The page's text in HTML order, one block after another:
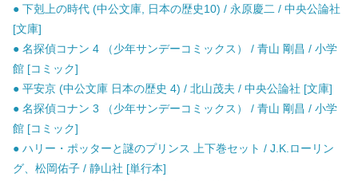
● 下剋上の時代 (中公文庫, 日本の歴史10) / 永原慶二 / 中央公論社
[文庫]
● 名探偵コナン 4 （少年サンデーコミックス） / 青山 剛昌 / 小学
館 [コミック]
● 平安京 (中公文庫 日本の歴史 4) / 北山茂夫 / 中央公論社 [文庫]
● 名探偵コナン 3 （少年サンデーコミックス） / 青山 剛昌 / 小学
館 [コミック]
● ハリー・ポッターと謎のプリンス 上下巻セット / J.K.ローリン
グ、松岡佑子 / 静山社 [単行本]